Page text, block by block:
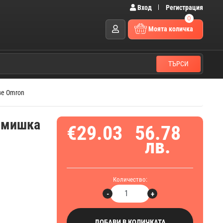
Вход Регистрация
0
Моята количка
ТЪРСИ
Omron
мишка €29.03 56.78
лв.
Количество:
+
-